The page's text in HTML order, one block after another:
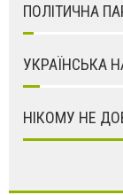
ПОЛІТИЧНА
УКРАЇНСЬКА
НІКОМУ НЕ